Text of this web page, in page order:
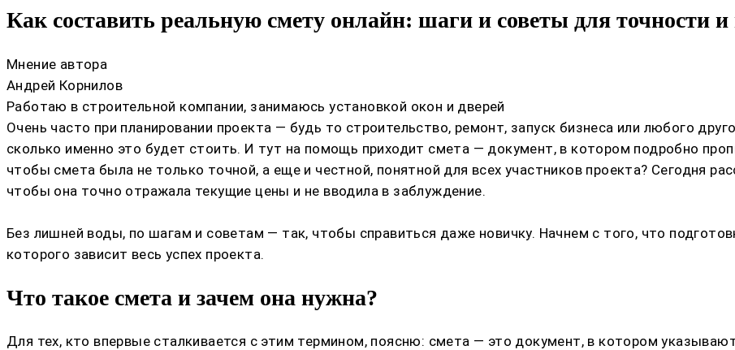
Как составить реальную смету онлайн: шаги и советы для точности и
Мнение автора
Андрей Корнилов
Работаю в строительной компании, занимаюсь установкой окон и дверей
Очень часто при планировании проекта — будь то строительство, ремонт, запуск бизнеса или любого
сколько именно это будет стоить. И тут на помощь приходит смета — документ, в котором подробно
чтобы смета была не только точной, а еще и честной, понятной для всех участников проекта? Сегодня
чтобы она точно отражала текущие цены и не вводила в заблуждение.
Без лишней воды, по шагам и советам — так, чтобы справиться даже новичку. Начнем с того, что
которого зависит весь успех проекта.
Что такое смета и зачем она нужна?
Для тех, кто впервые сталкивается с этим термином, поясню: смета — это документ, в котором